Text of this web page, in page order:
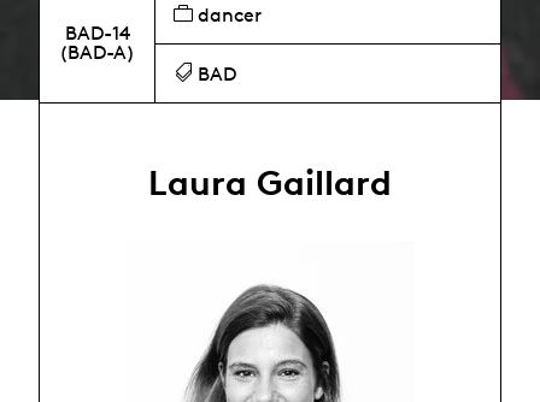
BAD-14
(BAD-A)
dancer
BAD
Laura Gaillard